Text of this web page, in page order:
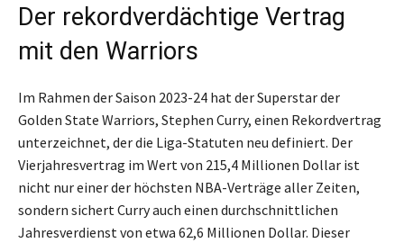
Der rekordverdächtige Vertrag
mit den Warriors
Im Rahmen der Saison 2023-24 hat der Superstar der
Golden State Warriors, Stephen Curry, einen Rekordvertrag
unterzeichnet, der die Liga-Statuten neu definiert. Der
Vierjahresvertrag im Wert von 215,4 Millionen Dollar ist
nicht nur einer der höchsten NBA-Verträge aller Zeiten,
sondern sichert Curry auch einen durchschnittlichen
Jahresverdienst von etwa 62,6 Millionen Dollar. Dieser